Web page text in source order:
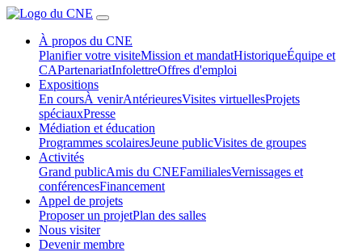
À propos du CNE
Planifier votre visiteMission et mandatHistoriqueÉquipe et
CAPartenariatInfolettreOffres d'emploi
Expositions
En coursÀ venirAntérieuresVisites virtuellesProjets
spéciauxPresse
Médiation et éducation
Programmes scolairesJeune publicVisites de groupes
Activités
Grand publicAmis du CNEFamilialesVernissages et
conférencesFinancement
Appel de projets
Proposer un projetPlan des salles
Nous visiter
Devenir membre